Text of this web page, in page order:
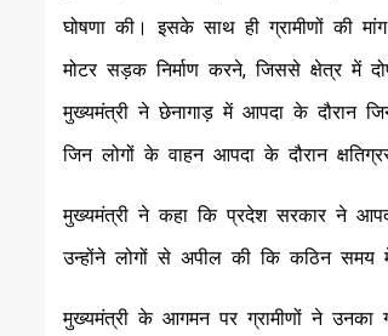
घोषणा की। इसके साथ ही ग्रामीणों की
मोटर सड़क निर्माण करने, जिससे क्षेत्र में
मुख्यमंत्री ने छेनागाड़ में आपदा के दौरान
जिन लोगों के वाहन आपदा के दौरान
मुख्यमंत्री ने कहा कि प्रदेश सरकार ने
उन्होंने लोगों से अपील की कि कठिन समय में
मुख्यमंत्री के आगमन पर ग्रामीणों ने उनका